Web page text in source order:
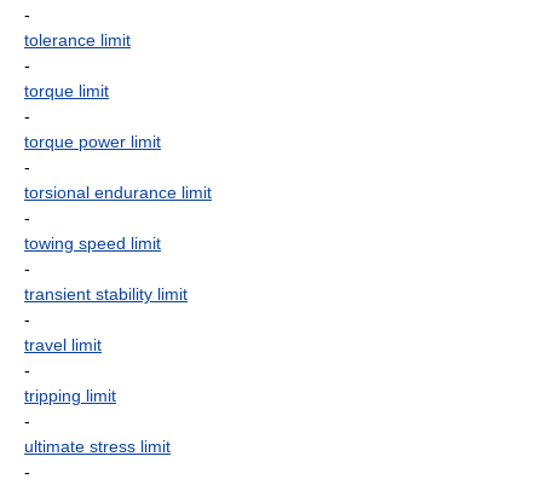
-
tolerance limit
-
torque limit
-
torque power limit
-
torsional endurance limit
-
towing speed limit
-
transient stability limit
-
travel limit
-
tripping limit
-
ultimate stress limit
-